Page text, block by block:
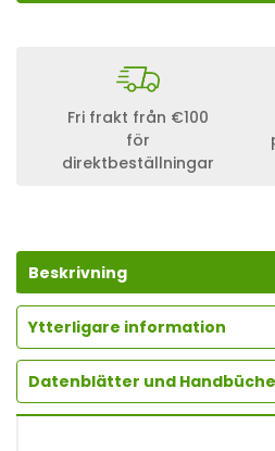
Fri frakt från €100
för
direktbeställningar
Beskrivning
Ytterligare information
Datenblätter und